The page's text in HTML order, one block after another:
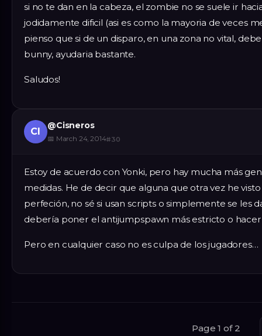
si no te dan en la cabeza, el zombie no se suele ir
jodidamente dificil (asi es como la mayoria de veces
pienso que si de un disparo, en una zona no vital,
bunny, ayudaria bastante.
Saludos!
CI
@Cisneros
📅 March 24, 2014#30
Estoy de acuerdo con Yonki, pero hay mucha más
medidas. He de decir que alguna que otra vez he
perfeción, no sé si usan scripts o simplemente se les
debería poner el antijumpspawn más estricto o
Pero en cualquier caso no es culpa de los jugadores…
Page 1 of 2